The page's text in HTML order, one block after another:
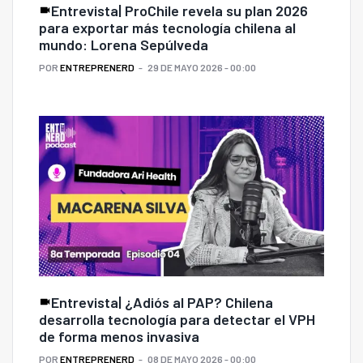
Entrevista| ProChile revela su plan 2026
para exportar más tecnología chilena al
mundo: Lorena Sepúlveda
POR ENTREPRENERD 29 DE MAYO 2026 - 00:00
Entrevista| ¿Adiós al PAP? Chilena
desarrolla tecnología para detectar el VPH
de forma menos invasiva
POR ENTREPRENERD 08 DE MAYO 2026 - 00:00